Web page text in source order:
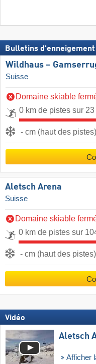
Bulletins d'enneigement
Wildhaus –
Suisse
Domaine skiable
0 km de pistes sur 23
- cm (haut des pistes)
Aletsch Arena
Suisse
Domaine skiable
0 km de pistes sur
- cm (haut des pistes)
Vidéo
Aletsch
Afficher